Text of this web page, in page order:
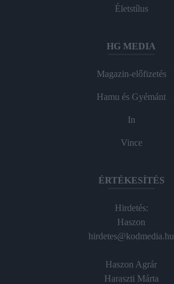
Életstílus
HG MEDIA
Magazin-előfizetés
Hamu és Gyémánt
In
Vince
ÉRTÉKESÍTÉS
Hirdetés:
Haszon
hirdetes@kodmedia.hu
Haszon Agrár
Haraszti Márta